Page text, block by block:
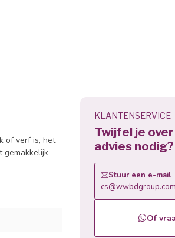
of verf is, het
gemakkelijk
KLANTENSERVICE
Twijfel je
advies nodig?
Stuur een e-mail
cs@wwbdgroup.com
Of